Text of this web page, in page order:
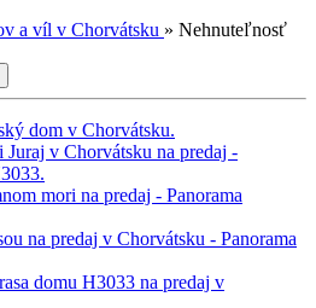
a víl v Chorvátsku » Nehnuteľnosť